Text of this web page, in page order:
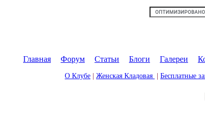
Главная
Форум Статьи Блоги Галереи
О Клубе Женская Кладовая Бесплатные